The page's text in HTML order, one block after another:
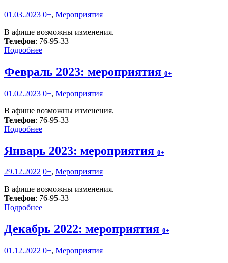
01.03.2023 0+, Мероприятия
В афише возможны изменения.
Телефон: 76-95-33
Подробнее
Февраль 2023: мероприятия 0+
01.02.2023 0+, Мероприятия
В афише возможны изменения.
Телефон: 76-95-33
Подробнее
Январь 2023: мероприятия 0+
29.12.2022 0+, Мероприятия
В афише возможны изменения.
Телефон: 76-95-33
Подробнее
Декабрь 2022: мероприятия 0+
01.12.2022 0+, Мероприятия